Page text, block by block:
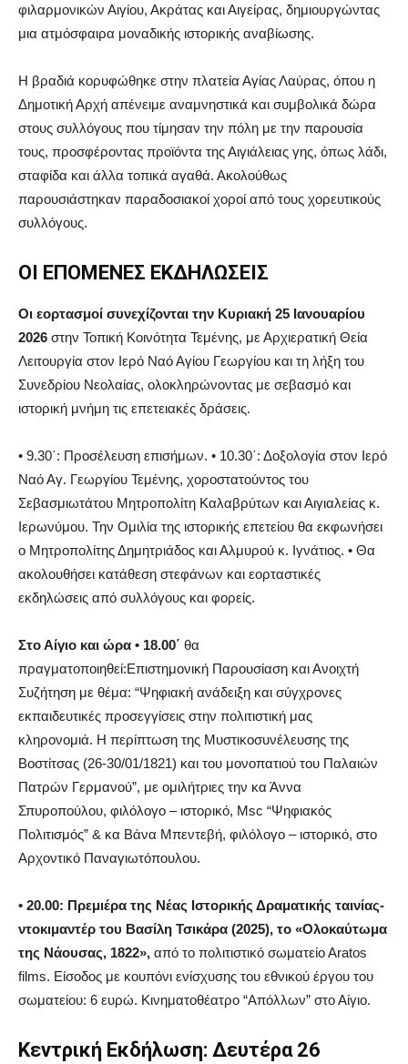
φιλαρμονικών Αιγίου, Ακράτας και Αιγείρας, δημιουργώντας
μια ατμόσφαιρα μοναδικής ιστορικής αναβίωσης.
Η βραδιά κορυφώθηκε στην πλατεία Αγίας Λαύρας, όπου η
Δημοτική Αρχή απένειμε αναμνηστικά και συμβολικά δώρα
στους συλλόγους που τίμησαν την πόλη με την παρουσία
τους, προσφέροντας προϊόντα της Αιγιάλειας γης, όπως λάδι,
σταφίδα και άλλα τοπικά αγαθά. Ακολούθως
παρουσιάστηκαν παραδοσιακοί χοροί από τους χορευτικούς
συλλόγους.
ΟΙ ΕΠΟΜΕΝΕΣ ΕΚΔΗΛΩΣΕΙΣ
Οι εορτασμοί συνεχίζονται την Κυριακή 25 Ιανουαρίου
2026 στην Τοπική Κοινότητα Τεμένης, με Αρχιερατική Θεία
Λειτουργία στον Ιερό Ναό Αγίου Γεωργίου και τη λήξη του
Συνεδρίου Νεολαίας, ολοκληρώνοντας με σεβασμό και
ιστορική μνήμη τις επετειακές δράσεις.
• 9.30΄: Προσέλευση επισήμων. • 10.30΄: Δοξολογία στον Ιερό
Ναό Αγ. Γεωργίου Τεμένης, χοροστατούντος του
Σεβασμιωτάτου Μητροπολίτη Καλαβρύτων και Αιγιαλείας κ.
Ιερωνύμου. Την Ομιλία της ιστορικής επετείου θα εκφωνήσει
ο Μητροπολίτης Δημητριάδος και Αλμυρού κ. Ιγνάτιος. • Θα
ακολουθήσει κατάθεση στεφάνων και εορταστικές
εκδηλώσεις από συλλόγους και φορείς.
Στο Αίγιο και ώρα • 18.00΄ θα
πραγματοποιηθεί:Επιστημονική Παρουσίαση και Ανοιχτή
Συζήτηση με θέμα: “Ψηφιακή ανάδειξη και σύγχρονες
εκπαιδευτικές προσεγγίσεις στην πολιτιστική μας
κληρονομιά. Η περίπτωση της Μυστικοσυνέλευσης της
Βοστίτσας (26-30/01/1821) και του μονοπατιού του Παλαιών
Πατρών Γερμανού”, με ομιλήτριες την κα Άννα
Σπυροπούλου, φιλόλογο – ιστορικό, Msc “Ψηφιακός
Πολιτισμός” & κα Βάνα Μπεντεβή, φιλόλογο – ιστορικό, στο
Αρχοντικό Παναγιωτόπουλου.
• 20.00: Πρεμιέρα της Νέας Ιστορικής Δραματικής ταινίας-
ντοκιμαντέρ του Βασίλη Τσικάρα (2025), το «Ολοκαύτωμα
της Νάουσας, 1822», από το πολιτιστικό σωματείοΑratos
films. Eίσοδος με κουπόνι ενίσχυσης του εθνικού έργου του
σωματείου: 6 ευρώ. Κινηματοθέατρο “Απόλλων” στο Αίγιο.
Κεντρική Εκδήλωση: Δευτέρα 26